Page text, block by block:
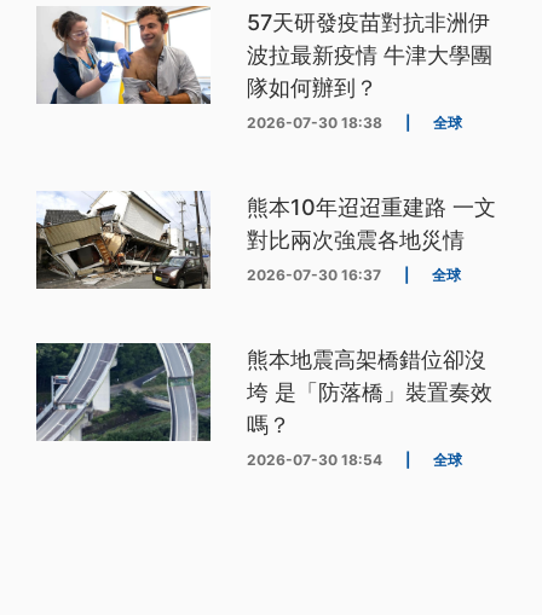
57天研發疫苗對抗非洲伊
波拉最新疫情 牛津大學團
隊如何辦到？
2026-07-30 18:38 全球
熊本10年迢迢重建路 一文
對比兩次強震各地災情
2026-07-30 16:37 全球
熊本地震高架橋錯位卻沒
垮 是「防落橋」裝置奏效
嗎？
2026-07-30 18:54 全球